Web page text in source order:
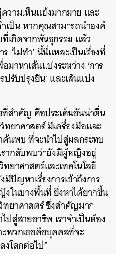
วามเห็นแย้งมากมาย และ
เป็น หากคุณสามารถนำองค์
เกิดจากพันธุกรรม แล้ว
‘ไม่ทำ’ นี้นี่แหละเป็นเรื่องที่
มาหาเส้นแบ่งระหว่าง ‘การ
ปรับปรุงยีน’ และเส้นแบ่ง
สำคัญ คือประเด็นอันน่าตื่น
ทยาศาสตร์ มีเครื่องมือและ
ค้นพบ ที่จะนำไปสู่ผลกระทบ
ากลับพบว่ายังมีผู้หญิงอยู่
ยาศาสตร์และเทคโนโลยี
ปัญหาเรื่องการเข้าถึงการ
ในบางพื้นที่ ยิ่งหาได้ยากขึ้น
ทยาศาสตร์ ซึ่งสำคัญมาก
ปสู่สายอาชีพ เราจำเป็นต้อง
ะพวกเธอคือบุคคลที่จะ
โลกต่อไป”